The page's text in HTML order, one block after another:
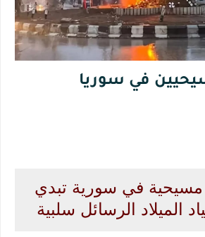
في سوريا
في سورية تبدي
الميلاد الرسائل سلبية